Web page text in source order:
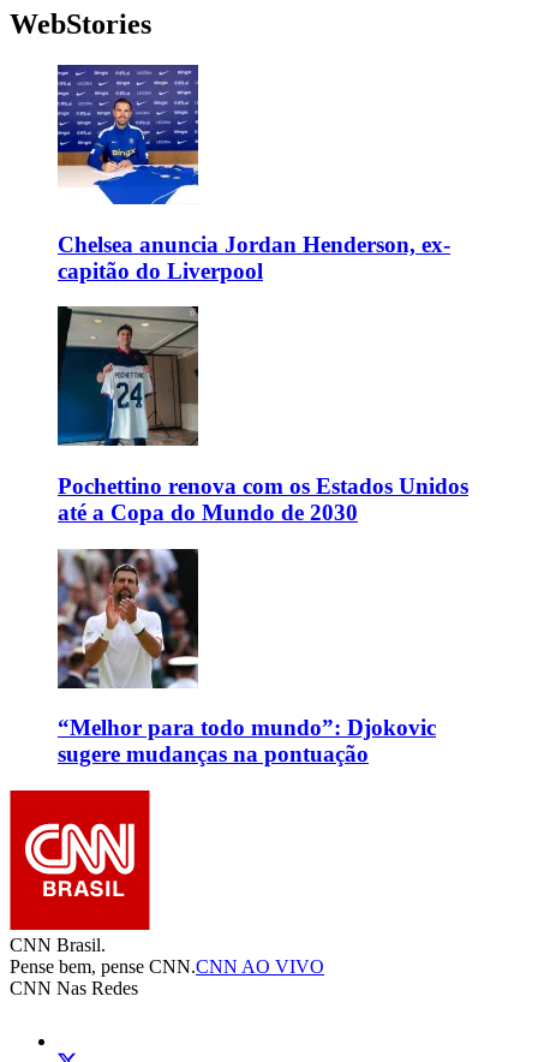
WebStories
Chelsea anuncia Jordan Henderson, ex-
capitão do Liverpool
Pochettino renova com os Estados Unidos
até a Copa do Mundo de 2030
“Melhor para todo mundo”: Djokovic
sugere mudanças na pontuação
CNN Brasil.
Pense bem, pense CNN.CNN AO VIVO
CNN Nas Redes